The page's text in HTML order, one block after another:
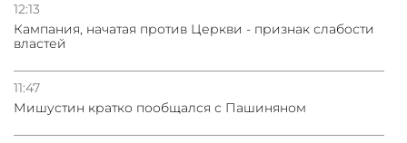
12:13
Кампания, начатая против Церкви - признак слабости
властей
11:47
Мишустин кратко пообщался с Пашиняном